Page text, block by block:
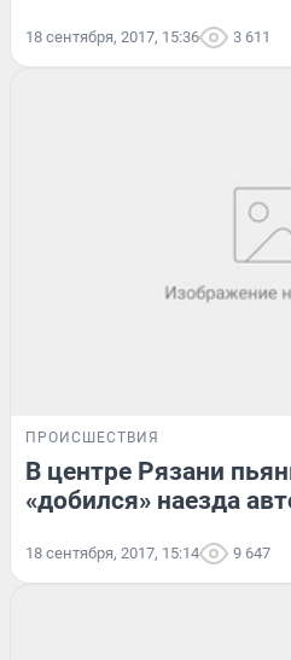
18 сентября, 2017, 15:36 3 611
ПРОИСШЕСТВИЯ
В центре Рязани
«добился» наезда
18 сентября, 2017, 15:14 9 647